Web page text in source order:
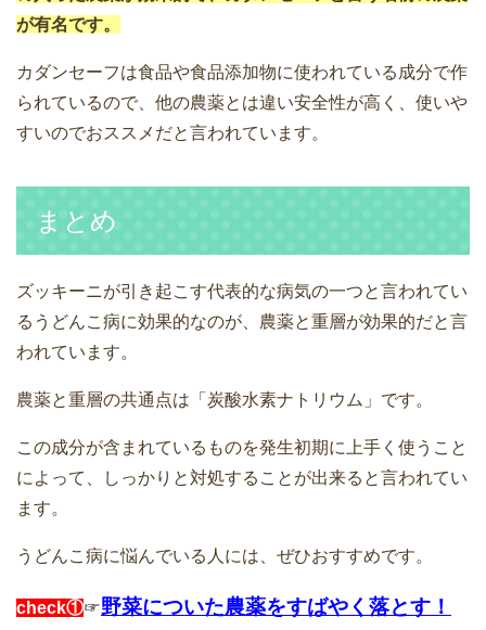
が有名です。
カダンセーフは食品や食品添加物に使われている成分で作
られているので、他の農薬とは違い安全性が高く、使いや
すいのでおススメだと言われています。
まとめ
ズッキーニが引き起こす代表的な病気の一つと言われてい
るうどんこ病に効果的なのが、農薬と重層が効果的だと言
われています。
農薬と重層の共通点は「炭酸水素ナトリウム」です。
この成分が含まれているものを発生初期に上手く使うこと
によって、しっかりと対処することが出来ると言われてい
ます。
うどんこ病に悩んでいる人には、ぜひおすすめです。
check①☞野菜についた農薬をすばやく落とす！